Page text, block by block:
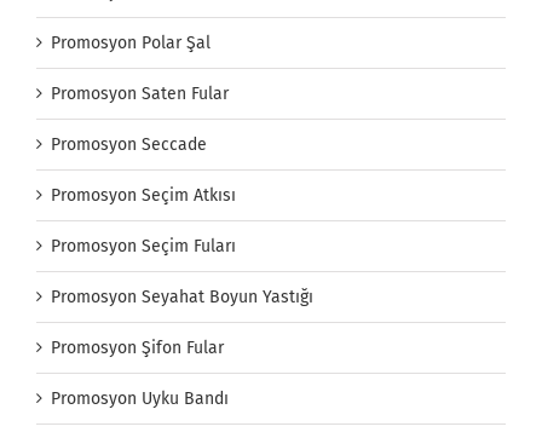
Promosyon Polar Şal
Promosyon Saten Fular
Promosyon Seccade
Promosyon Seçim Atkısı
Promosyon Seçim Fuları
Promosyon Seyahat Boyun Yastığı
Promosyon Şifon Fular
Promosyon Uyku Bandı